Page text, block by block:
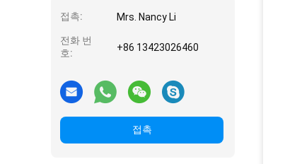
접촉: Mrs. Nancy Li
전화 번
호:
+86 13423026460
접촉